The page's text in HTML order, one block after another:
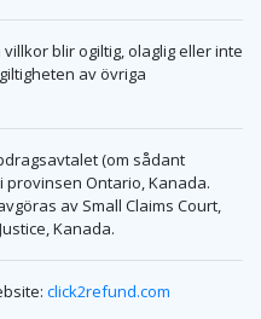
blir ogiltig, olaglig eller inte
av övriga
(om sådant
Ontario, Kanada.
av Small Claims Court,
Kanada.
click2refund.com